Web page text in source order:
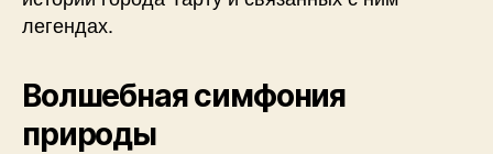
легендах.
Волшебная симфония
природы